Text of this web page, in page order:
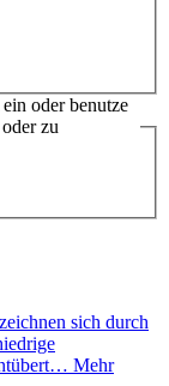
oder benutze
zu
sich durch
Mehr